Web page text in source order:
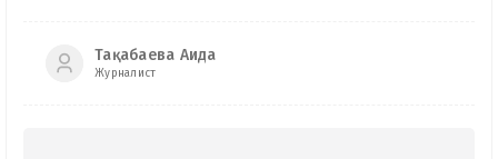
Тақабаева Аида
Журналист